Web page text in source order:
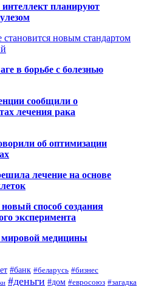
планируют
новым стандартом
в борьбе с болезнью
сообщили о
лечения рака
об оптимизации
лечение на основе
способ создания
эксперимента
медицины
#банк #беларусь #бизнес
#деньги #дом #евросоюз #загадка